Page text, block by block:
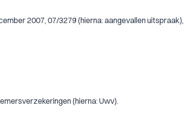
2007, 07/3279 (hierna: aangevallen uitspraak),
(hierna: Uwv).